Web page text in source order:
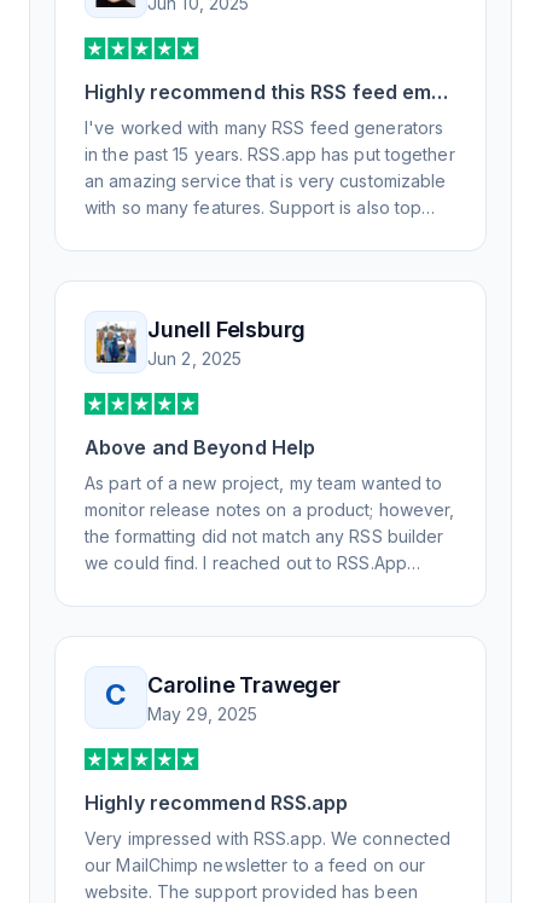
Highly recommend this RSS feed email
/ widget generator service.
I've worked with many RSS feed generators
in the past 15 years. RSS.app has put together
an amazing service that is very customizable
with so many features. Support is also top
professionally. Highly recommend for all your
RSS feed needs. Our trucking news hub
website couldn't work without it. Thank you.
Junell Felsburg
Jun 2, 2025
Above and Beyond Help
As part of a new project, my team wanted to
monitor release notes on a product; however,
the formatting did not match any RSS builder
we could find. I reached out to RSS.App
day, but I spoke to someone who was
knowledgeable, kind, and clearly wanted to
understand the issue. It has been a few
weeks, but after many revisions and direct
support, all of my release notes are in a way
that my users understand and find value in.
Honestly, it has been an exceptional
experience, and I will be pushing everyone I
know to RSS.app for their RSS needs.
C Caroline Traweger
May 29, 2025
Highly recommend RSS.app
Very impressed with RSS.app. We connected
our MailChimp newsletter to a feed on our
website. The support provided has been